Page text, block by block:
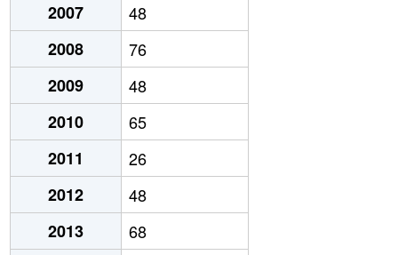
2007
48
2008
76
2009
48
2010
65
2011
26
2012
48
2013
68